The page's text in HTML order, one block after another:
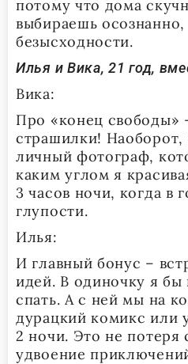
потому что дома
выбираешь осознанно,
безысходности.
Илья и Вика, 21 год,
Вика:
Про «конец свободы»
страшилки! Наоборот,
личный фотограф,
каким углом я
3 часов ночи, когда в
глупости.
Илья:
И главный бонус –
идей. В одиночку я бы
спать. А с ней мы на
дурацкий комикс или
2 ночи. Это не потеря
удвоение